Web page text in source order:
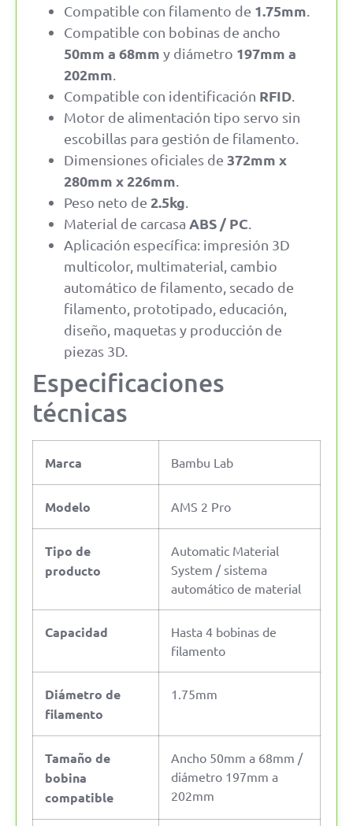
Compatible con filamento de 1.75mm
Compatible con bobinas de ancho
50mm a 68mm y diámetro 197mm a
202mm
Compatible con identificación RFID
Motor de alimentación tipo servo sin
escobillas para gestión de filamento.
Dimensiones oficiales de 372mm x
280mm x 226mm
Peso neto de 2.5kg
Material de carcasa ABS / PC
Aplicación específica: impresión 3D
multicolor, multimaterial, cambio
automático de filamento, secado de
filamento, prototipado, educación,
diseño, maquetas y producción de
piezas 3D.
Especificaciones
técnicas
Marca Bambu Lab
Modelo AMS 2 Pro
Tipo de
producto
Automatic Material
System / sistema
automático de material
Capacidad
Hasta 4 bobinas de
filamento
Diámetro de
filamento
1.75mm
Tamaño de
bobina
compatible
Ancho 50mm a 68mm /
diámetro 197mm a
202mm